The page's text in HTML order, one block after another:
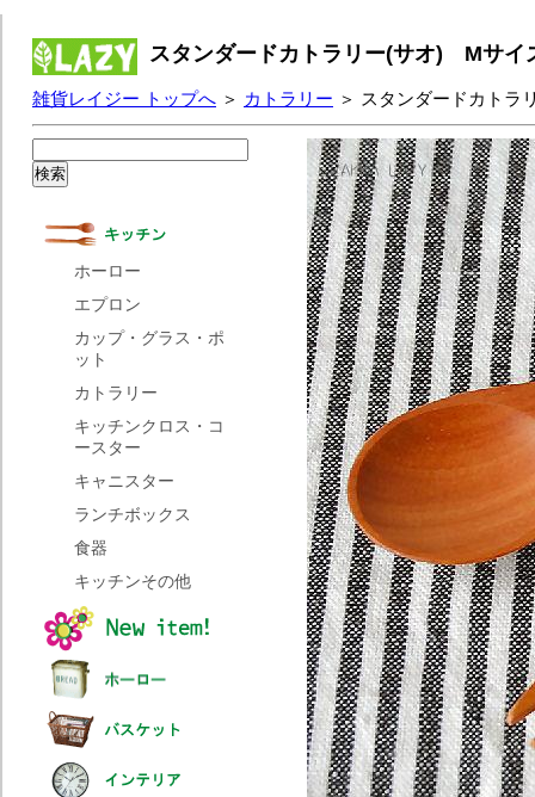
スタンダードカトラリー(サオ) Mサイ
雑貨レイジー トップへ ＞ カトラリー ＞ スタンダードカト
ホーロー
エプロン
カップ・グラス・ポ
ット
カトラリー
キッチンクロス・コ
ースター
キャニスター
ランチボックス
食器
キッチンその他